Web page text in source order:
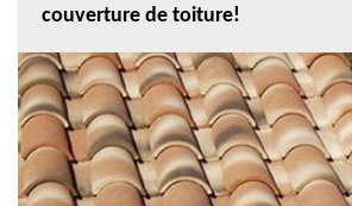
couverture de toiture!